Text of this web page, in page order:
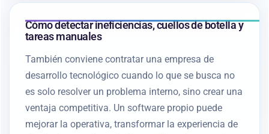
Cómo detectar ineficiencias, cuellos de botella y
tareas manuales
También conviene contratar una empresa de
desarrollo tecnológico cuando lo que se busca no
es solo resolver un problema interno, sino crear una
ventaja competitiva. Un software propio puede
mejorar la operativa, transformar la experiencia de